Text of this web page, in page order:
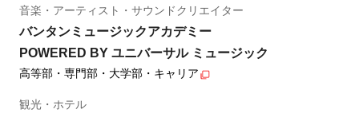
音楽・アーティスト・サウンドクリエイター
バンタンミュージックアカデミー
POWERED BY ユニバーサル ミュージック
高等部・専門部・大学部・キャリア
観光・ホテル